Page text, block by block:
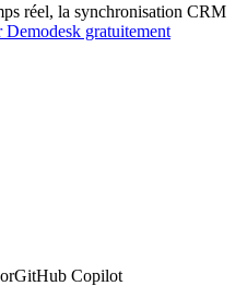
réel, la synchronisation CRM
Demodesk gratuitement
GitHub Copilot